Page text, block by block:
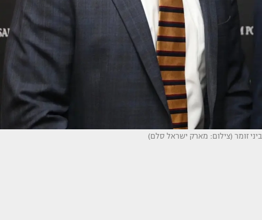
ביני זומר (צילום: מארק ישראל סלם)